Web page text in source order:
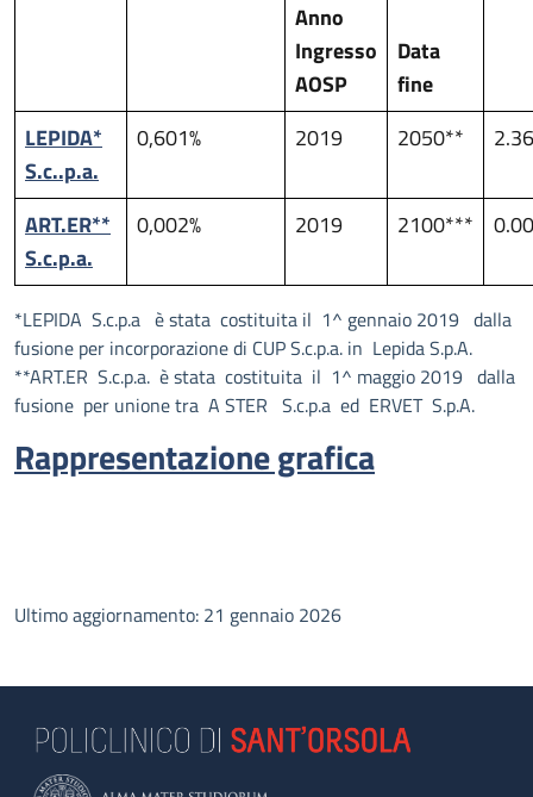
Anno
Ingresso
AOSP
Data
fine
LEPIDA*
S.c..p.a.
0,601% 2019 2050**
ART.ER**
S.c.p.a.
0,002% 2019 2100*** 0.00
*LEPIDA S.c.p.a è stata costituita il 1^ gennaio 2019 dalla
fusione per incorporazione di CUP S.c.p.a. in Lepida S.p.A.
**ART.ER S.c.p.a. è stata costituita il 1^ maggio 2019 dalla
fusione per unione tra A STER S.c.p.a ed ERVET S.p.A.
Rappresentazione grafica
Ultimo aggiornamento: 21 gennaio 2026